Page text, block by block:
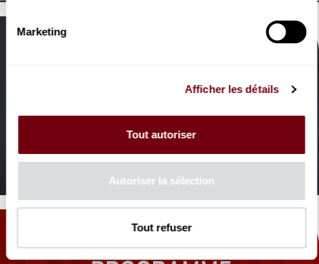
Marketing
Afficher les détails
Tout autoriser
Autoriser la sélection
Tout refuser
Pourquoi me réveiller ?